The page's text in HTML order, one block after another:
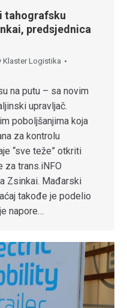
tahografsku
predsjednica
Klaster Logistika
na putu – sa novim
upravljač.
poboljšanjima koja
za kontrolu
“sve teže” otkriti
za trans.iNFO
Zsinkai. Mađarski
takođe je podelio
napore…